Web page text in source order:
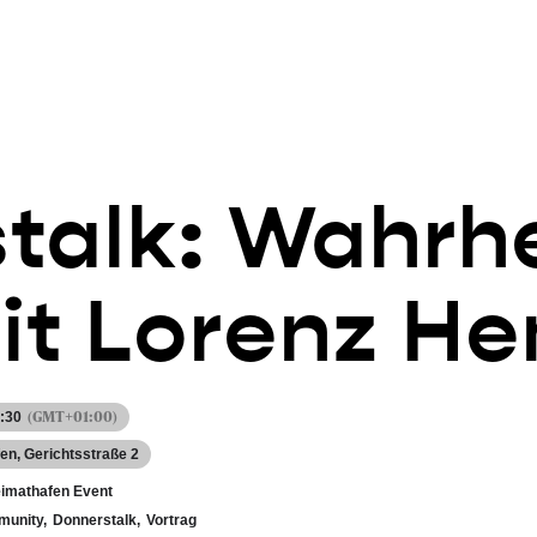
Lorenz
(GMT+01:00)
, Gerichtsstraße 2
Event
Donnerstalk, Vortrag